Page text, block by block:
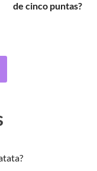
de cinco puntas?